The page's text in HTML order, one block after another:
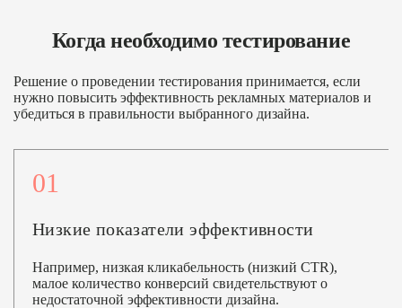
Когда необходимо тестирование
Решение о проведении тестирования принимается, если
нужно повысить эффективность рекламных материалов и
убедиться в правильности выбранного дизайна.
01
Низкие показатели эффективности
Например, низкая кликабельность (низкий CTR),
малое количество конверсий свидетельствуют о
недостаточной эффективности дизайна.